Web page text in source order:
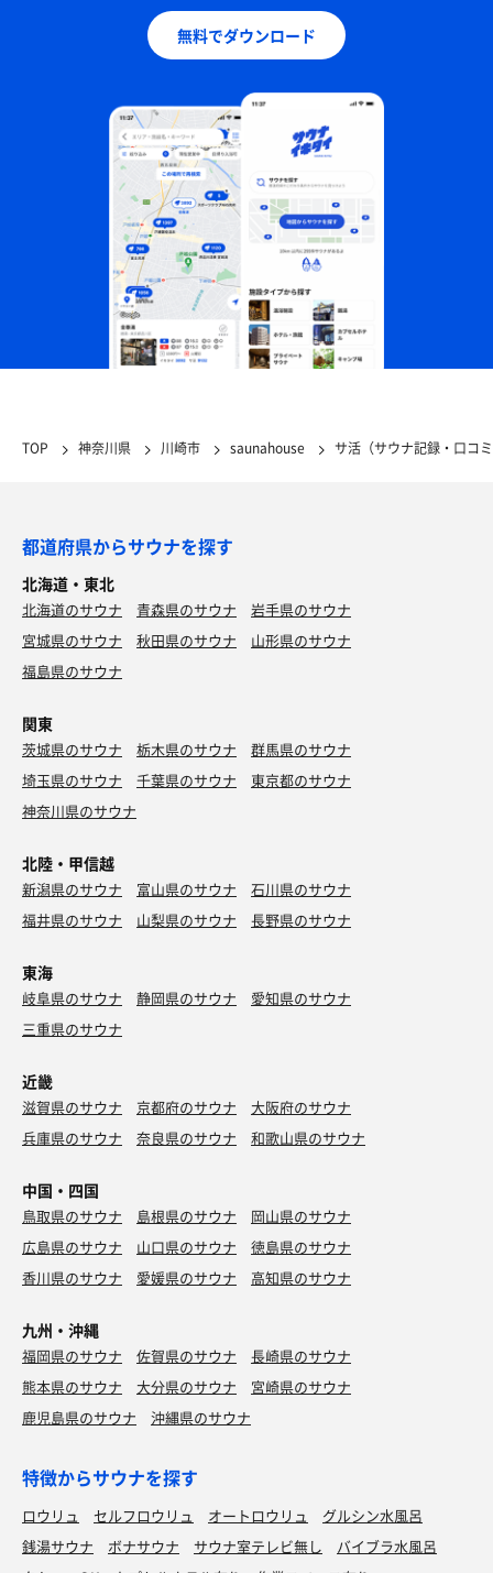
無料でダウンロード
TOP 神奈川県 川崎市 saunahouse サ活（サウナ記録・口コ
都道府県からサウナを探す
北海道・東北
北海道のサウナ 青森県のサウナ
岩手県のサウナ
宮城県のサウナ
秋田県のサウナ
山形県のサウナ
福島県のサウナ
関東
茨城県のサウナ 栃木県のサウナ
群馬県のサウナ
埼玉県のサウナ
千葉県のサウナ
東京都のサウナ
神奈川県のサウナ
北陸・甲信越
新潟県のサウナ 富山県のサウナ
石川県のサウナ
福井県のサウナ
山梨県のサウナ 長野県のサウナ
東海
岐阜県のサウナ 静岡県のサウナ
愛知県のサウナ
三重県のサウナ
近畿
滋賀県のサウナ 京都府のサウナ
大阪府のサウナ
兵庫県のサウナ
奈良県のサウナ 和歌山県のサウナ
中国・四国
鳥取県のサウナ 島根県のサウナ
岡山県のサウナ
広島県のサウナ
山口県のサウナ
徳島県のサウナ
香川県のサウナ
愛媛県のサウナ 高知県のサウナ
九州・沖縄
福岡県のサウナ 佐賀県のサウナ
長崎県のサウナ
熊本県のサウナ
大分県のサウナ
宮崎県のサウナ
鹿児島県のサウナ
沖縄県のサウナ
特徴からサウナを探す
ロウリュ セルフロウリュ オートロウリュ
グルシン水風呂
銭湯サウナ
ボナサウナ サウナ室テレビ無し
バイブラ水風呂